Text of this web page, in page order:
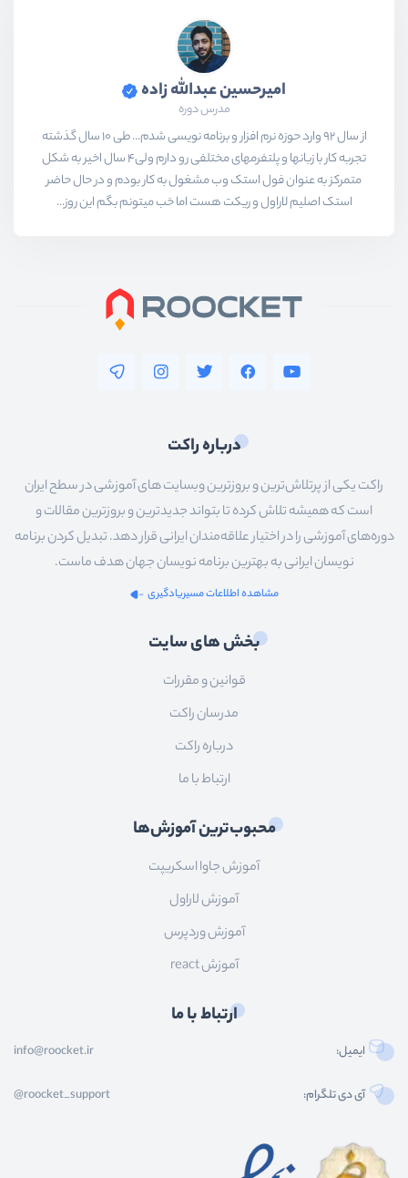
امیرحسین عبدالله زاده
مدرس دوره
از سال 92 وارد حوزه نرم افزار و برنامه نویسی شدم... طی 10 سال گذشته
تجربه کار با زبانها و پلتفرمهای مختلفی رو دارم ولی4 سال اخیر به شکل
متمرکز به عنوان فول استک وب مشغول به کار بودم و در حال حاضر
استک اصلیم لاراول و ریکت هست اما خب میتونم بگم این روز...
درباره راکت
راکت یکی از پرتلاش‌ترین و بروزترین وبسایت های آموزشی در سطح ایران
است که همیشه تلاش کرده تا بتواند جدیدترین و بروزترین مقالات و
دوره‌های آموزشی را در اختیار علاقه‌مندان ایرانی قرار دهد. تبدیل کردن برنامه
نویسان ایرانی به بهترین برنامه نویسان جهان هدف ماست.
مشاهده اطلاعات مسیریادگیری
بخش های سایت
قوانین و مقررات
مدرسان راکت
درباره راکت
ارتباط با ما
محبوب‌ترین آموزش‌ها
آموزش جاوا اسکریپت
آموزش لاراول
آموزش وردپرس
آموزش react
ارتباط با ما
ایمیل: info@roocket.ir
آی دی تلگرام: @roocket_support